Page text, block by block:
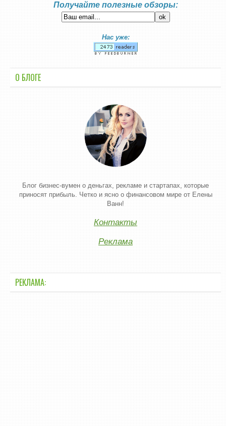
Получайте полезные обзоры:
Нас уже:
О БЛОГЕ
Блог бизнес-вумен о деньгах, рекламе и стартапах, которые
приносят прибыль. Четко и ясно о финансовом мире от Елены
Ванн!
Контакты
Реклама
РЕКЛАМА: